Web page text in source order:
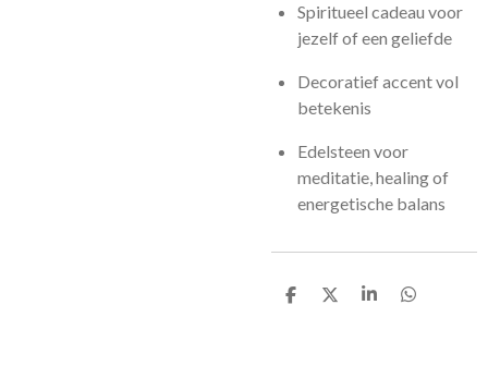
Spiritueel cadeau voor
jezelf of een geliefde
Decoratief accent vol
betekenis
Edelsteen voor
meditatie, healing of
energetische balans
D
D
S
D